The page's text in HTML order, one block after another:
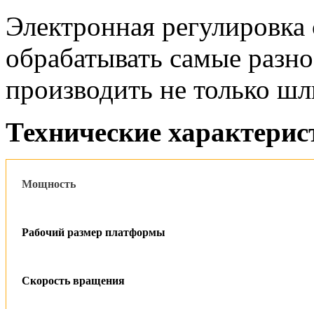
Электронная
обрабатывать самые
производить не только
Технические
Мощность
Рабочий размер платформы
Скорость вращения